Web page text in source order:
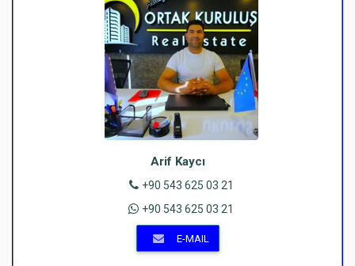
Arif Kaycı
+90 543 625 03 21
+90 543 625 03 21
E-MAIL